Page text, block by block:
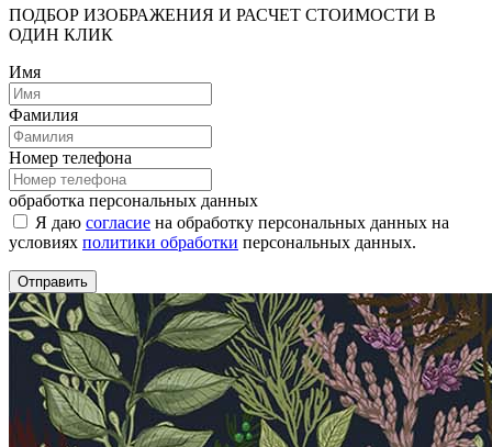
ПОДБОР ИЗОБРАЖЕНИЯ И РАСЧЕТ СТОИМОСТИ В
ОДИН КЛИК
Имя
Фамилия
Номер телефона
обработка персональных данных
Я даю согласие на обработку персональных данных на
условиях политики обработки персональных данных.
Отправить